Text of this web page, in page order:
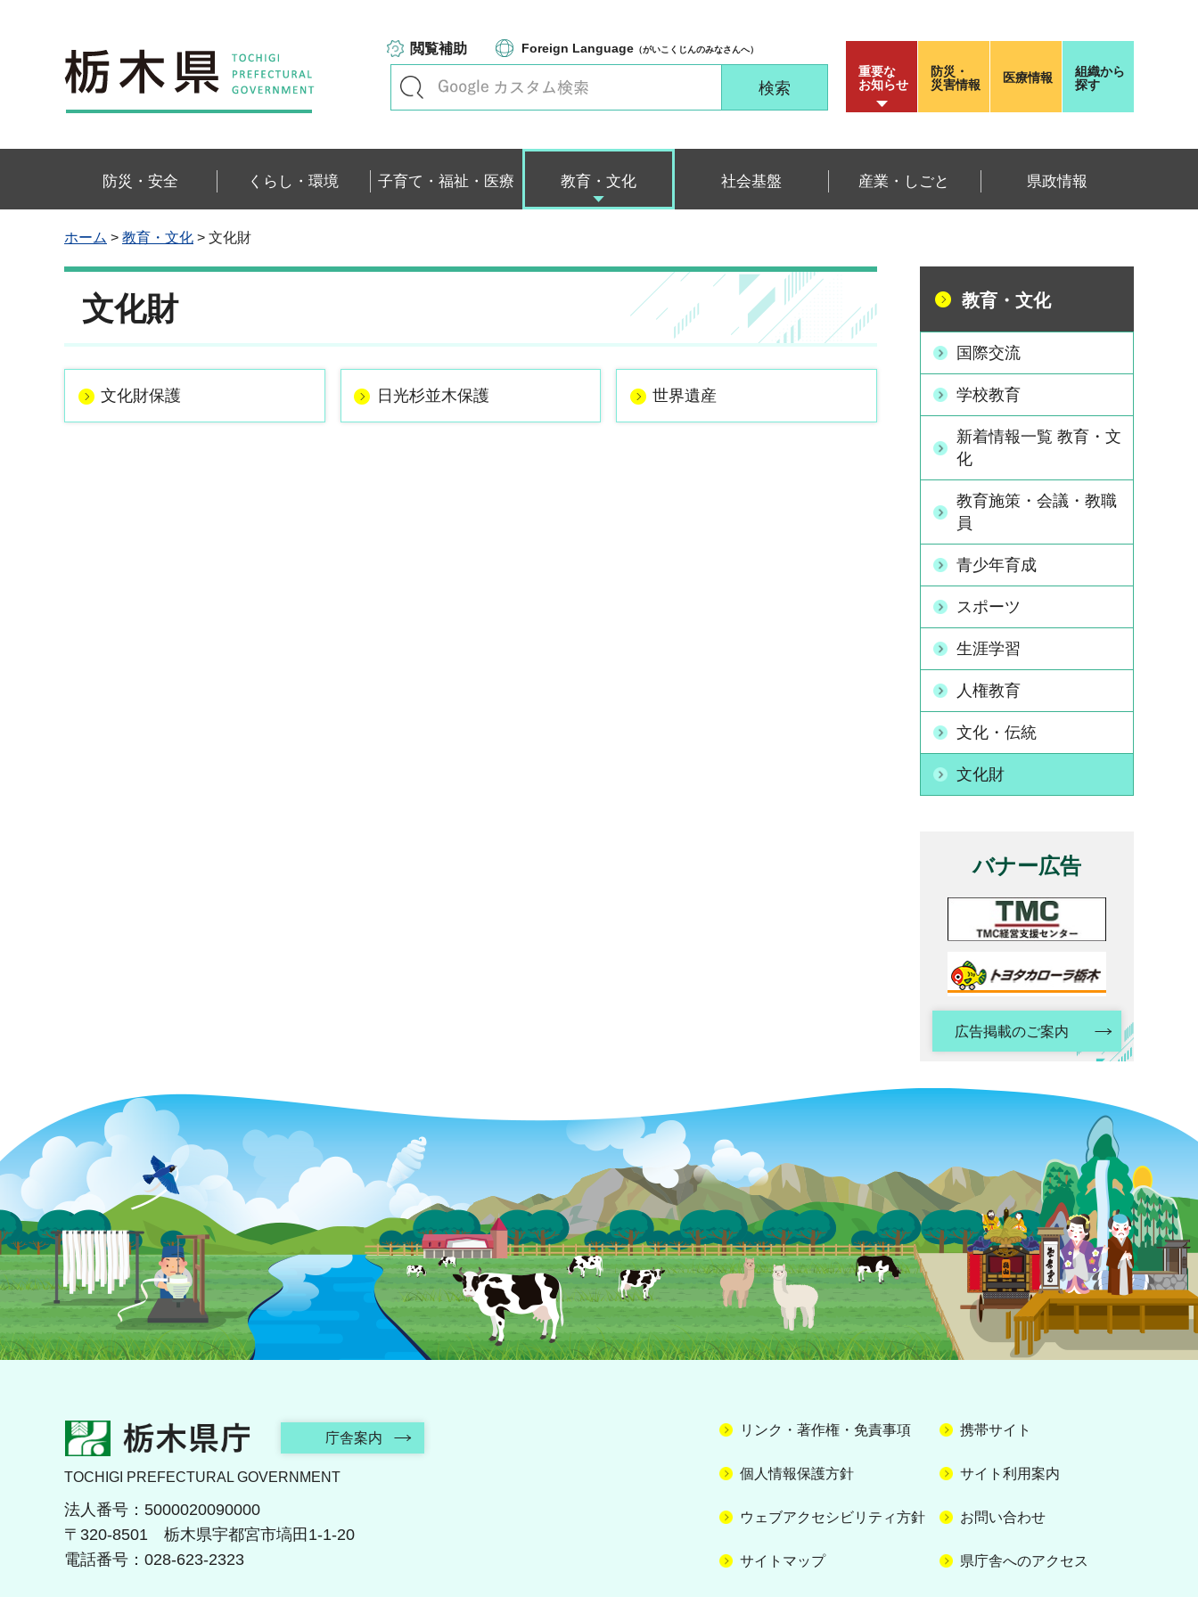
栃木県
閲覧補助 Foreign Language （がいこくじんのみなさんへ）
重要な
お知らせ
防災・
災害情報
医療情報
組織から
探す
防災・安全 くらし・環境 子育て・福祉・医療 教育・文化 社会基盤 産業・しごと 県政情報
ホーム > 教育・文化 > 文化財
文化財
文化財保護 日光杉並木保護 世界遺産
教育・文化
国際交流
学校教育
新着情報一覧 教育・文
化
教育施策・会議・教職
員
青少年育成
スポーツ
生涯学習
人権教育
文化・伝統
文化財
バナー広告
広告掲載のご案内
栃木県庁 庁舎案内
TOCHIGI PREFECTURAL GOVERNMENT
法人番号：5000020090000
〒320-8501 栃木県宇都宮市塙田1-1-20
電話番号：028-623-2323
リンク・著作権・免責事項 携帯サイト
個人情報保護方針 サイト利用案内
ウェブアクセシビリティ方針 お問い合わせ
サイトマップ 県庁舎へのアクセス